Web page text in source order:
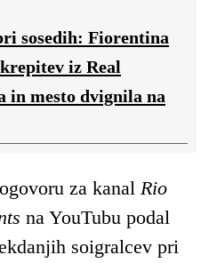
sosedih: Fiorentina
iz Real
in mesto dvignila na
za kanal Rio
na YouTubu podal
soigralcev pri